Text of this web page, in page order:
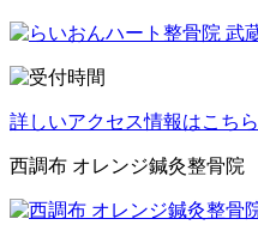
詳しいアクセス情報はこちら
西調布 オレンジ鍼灸整骨院